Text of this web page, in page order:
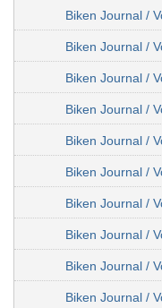
Biken Journal /
Biken Journal /
Biken Journal /
Biken Journal /
Biken Journal /
Biken Journal /
Biken Journal /
Biken Journal /
Biken Journal /
Biken Journal /